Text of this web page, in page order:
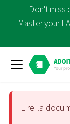
Don't miss
Master your
Lire la